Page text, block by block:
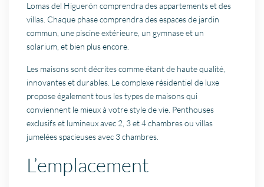
Lomas del Higuerón comprendra des appartements et des
villas. Chaque phase comprendra des espaces de jardin
commun, une piscine extérieure, un gymnase et un
solarium, et bien plus encore.
Les maisons sont décrites comme étant de haute qualité,
innovantes et durables. Le complexe résidentiel de luxe
propose également tous les types de maisons qui
conviennent le mieux à votre style de vie. Penthouses
exclusifs et lumineux avec 2, 3 et 4 chambres ou villas
jumelées spacieuses avec 3 chambres.
L’emplacement